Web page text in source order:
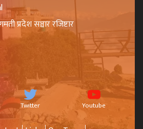
प्रदेश सञ्चार रजिष्टार
Twitter Youtube